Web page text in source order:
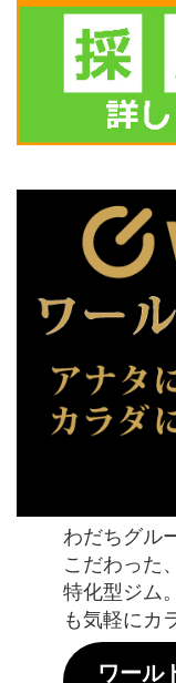
わだちグル
こだわった
特化型ジム
も気軽にカ
ワール